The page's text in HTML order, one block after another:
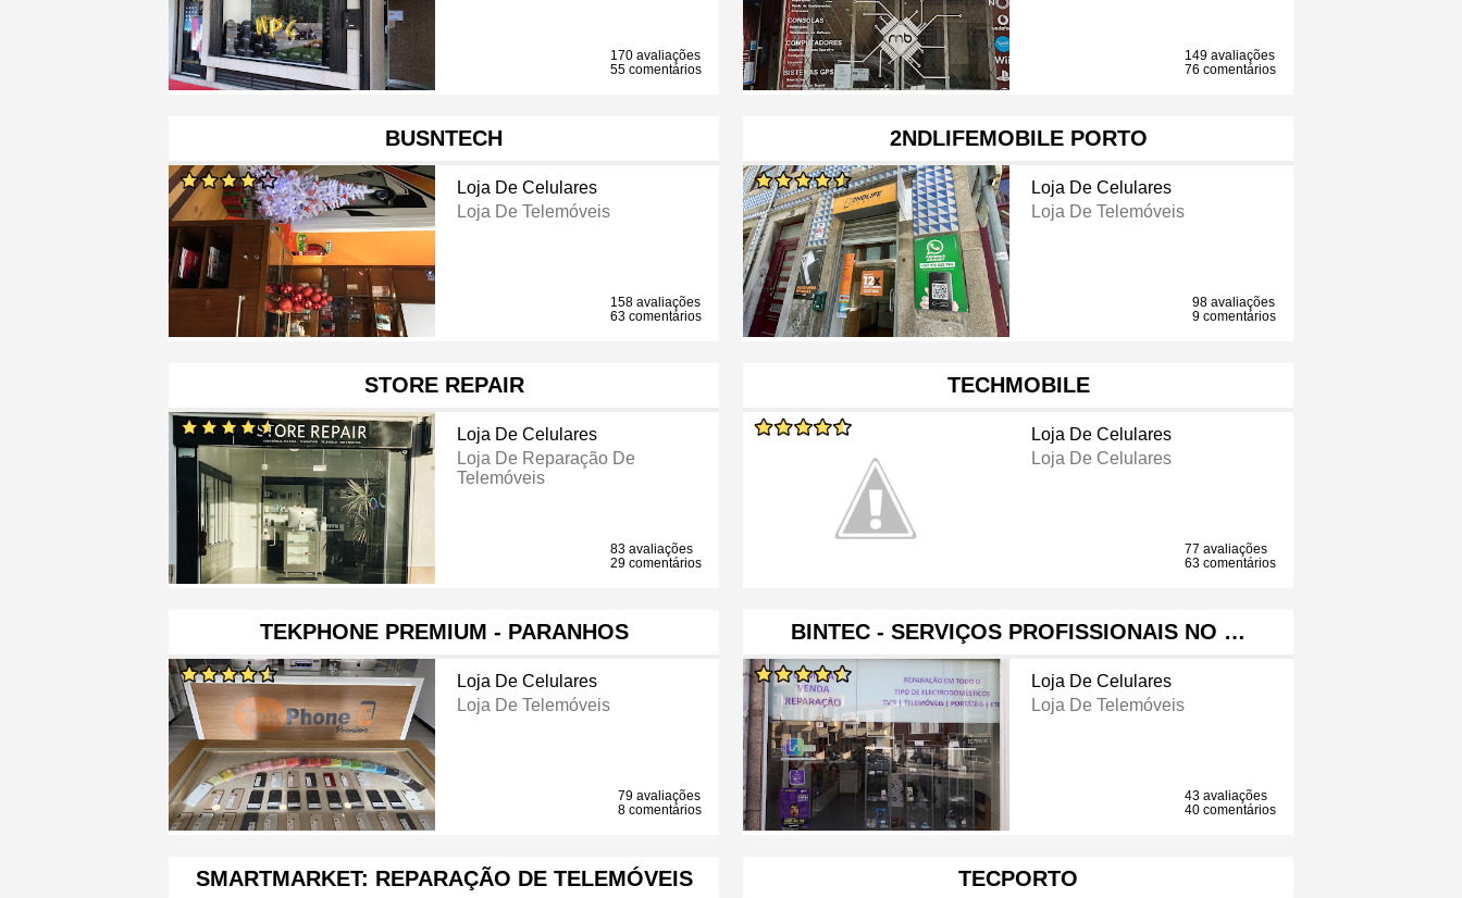
170 avaliações
55 comentários
149 avaliações
76 comentários
BUSNTECH
Loja De Celulares
Loja De Telemóveis
158 avaliações
63 comentários
2NDLIFEMOBILE PORTO
Loja De Celulares
Loja De Telemóveis
98 avaliações
9 comentários
STORE REPAIR
Loja De Celulares
Loja De Reparação De
Telemóveis
83 avaliações
29 comentários
TECHMOBILE
Loja De Celulares
Loja De Celulares
77 avaliações
63 comentários
TEKPHONE PREMIUM - PARANHOS
Loja De Celulares
Loja De Telemóveis
79 avaliações
8 comentários
BINTEC - SERVIÇOS PROFISSIONAIS NO …
Loja De Celulares
Loja De Telemóveis
43 avaliações
40 comentários
SMARTMARKET: REPARAÇÃO DE TELEMÓVEIS TECPORTO